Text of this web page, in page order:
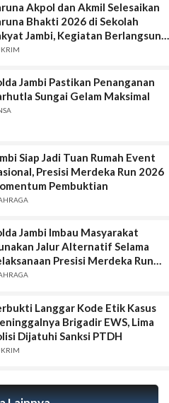
Akpol dan Akmil Selesaikan
Bhakti 2026 di Sekolah
Jambi, Kegiatan Berlangsung
dan Lancar
Jambi Pastikan Penanganan
Sungai Gelam Maksimal
Siap Jadi Tuan Rumah Event
Presisi Merdeka Run 2026
Pembuktian
Jambi Imbau Masyarakat
Jalur Alternatif Selama
Presisi Merdeka Run
Langgar Kode Etik Kasus
Brigadir EWS, Lima
Dijatuhi Sanksi PTDH